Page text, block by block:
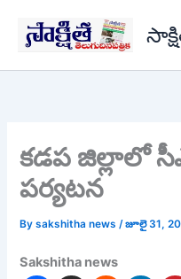
content
కడప జిల్లాలో
పర్యటన
Bysakshitha news/జూలై 31,
Sakshitha news